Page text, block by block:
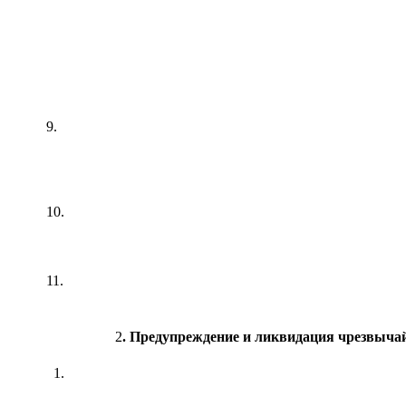
9.
10.
11.
2. Предупреждение и ликвидация
1.